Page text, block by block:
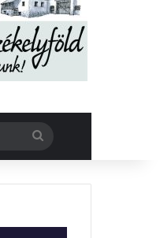
Keresés: